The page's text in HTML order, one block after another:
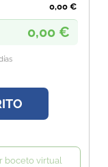
0,00 €
0,00 €
boceto virtual